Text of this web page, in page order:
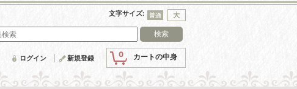
文字サイズ:
0 カートの中身
ログイン 新規登録